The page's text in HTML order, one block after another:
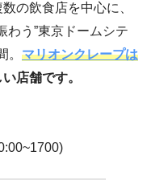
数の飲食店を中心に、
わう”東京ドームシテ
。 マリオンクレープは
店舗です。